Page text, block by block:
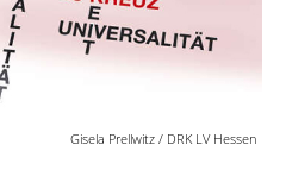
Gisela Prellwitz / DRK LV Hessen